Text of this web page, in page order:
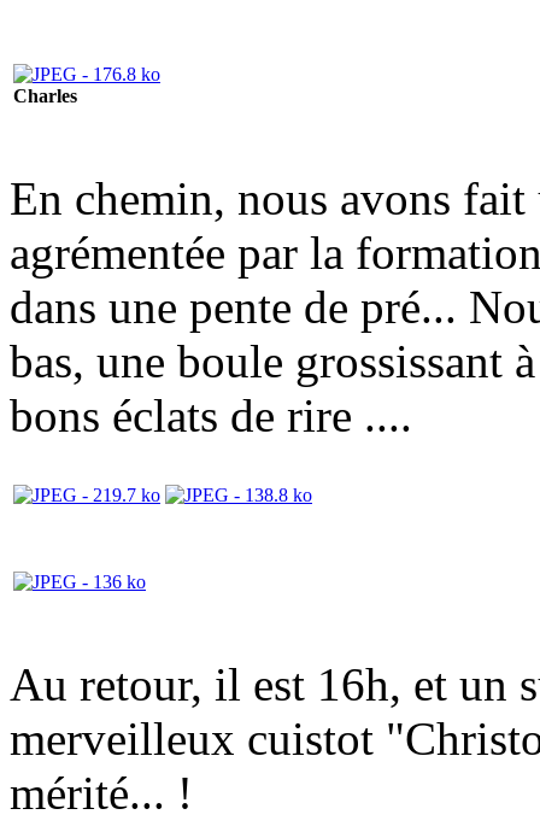
Charles
En chemin, nous avons
agrémentée par la
dans une pente de pré...
bas, une boule grossissant
bons éclats de rire ....
Au retour, il est 16h, et un
merveilleux cuistot
mérité... !